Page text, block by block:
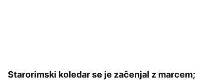
Starorimski koledar se je začenjal z marcem;